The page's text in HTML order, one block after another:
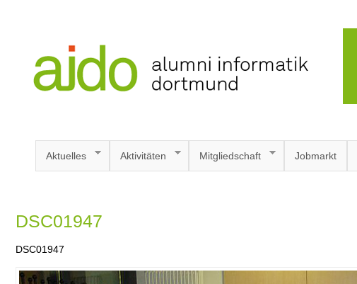
Aktuelles Aktivitäten Mitgliedschaft Jobmarkt
DSC01947
DSC01947